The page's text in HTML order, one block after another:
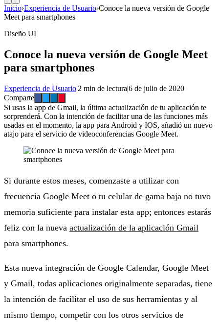
Inicio›Experiencia de Usuario›Conoce la nueva versión de Google
Meet para smartphones
Diseño UI
Conoce la nueva versión de Google Meet
para smartphones
Experiencia de Usuario|2 min de lectura|6 de julio de 2020
Comparte
Si usas la app de Gmail, la última actualización de tu aplicación te
sorprenderá. Con la intención de facilitar una de las funciones más
usadas en el momento, la app para Android y IOS, añadió un nuevo
atajo para el servicio de videoconferencias Google Meet.
Si durante estos meses, comenzaste a utilizar con
frecuencia Google Meet o tu celular de gama baja no tuvo
memoria suficiente para instalar esta app; entonces estarás
feliz con la nueva actualización de la aplicación Gmail
para smartphones.
Esta nueva integración de Google Calendar, Google Meet
y Gmail, todas aplicaciones originalmente separadas, tiene
la intención de facilitar el uso de sus herramientas y al
mismo tiempo, competir con los otros servicios de